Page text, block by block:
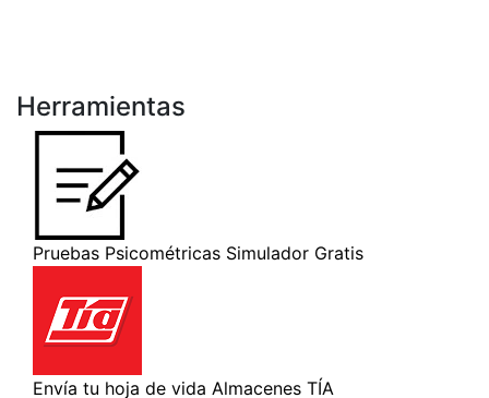
Herramientas